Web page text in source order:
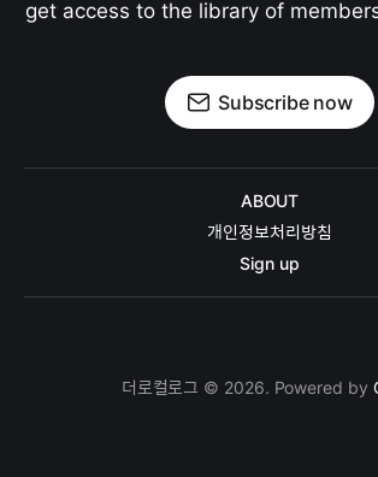
get access to the library of
Subscribe now
ABOUT
개인정보처리방침
Sign up
더로컬로그 © 2026. Powered by